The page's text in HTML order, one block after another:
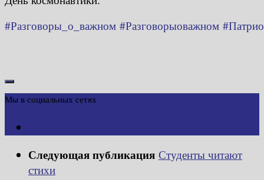
#Разговоры_о_важном #Разговорыоважном
Мы в социальных сетях
Следующая публикация Студенты читают
стихи